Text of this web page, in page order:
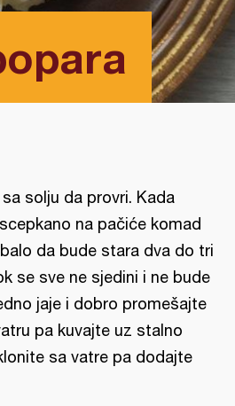
solju da provri. Kada
na pačiće komad
da bude stara dva do tri
se sve ne sjedini i ne bude
jaje i dobro promešajte
pa kuvajte uz stalno
sa vatre pa dodajte